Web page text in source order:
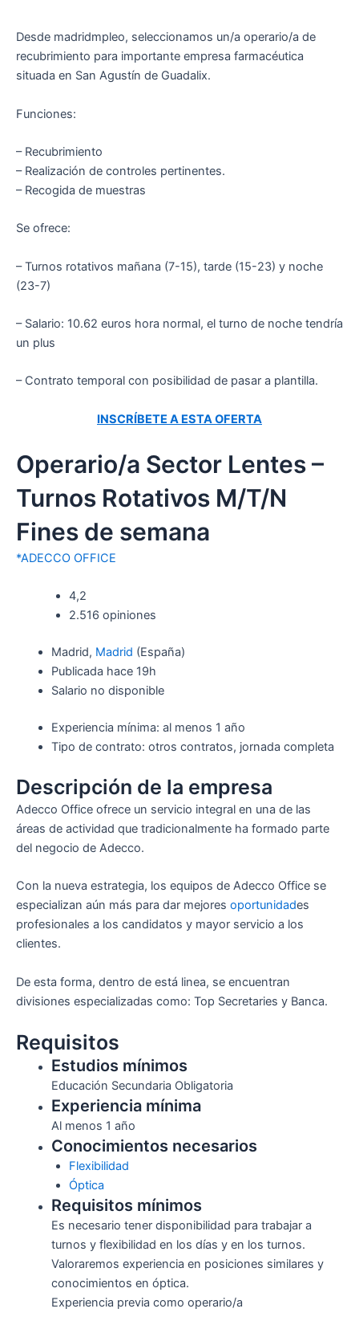
Desde madridmpleo, seleccionamos un/a operario/a de
recubrimiento para importante empresa farmacéutica
situada en San Agustín de Guadalix.
Funciones:
– Recubrimiento
– Realización de controles pertinentes.
– Recogida de muestras
Se ofrece:
– Turnos rotativos mañana (7-15), tarde (15-23) y noche
(23-7)
– Salario: 10.62 euros hora normal, el turno de noche tendría
un plus
– Contrato temporal con posibilidad de pasar a plantilla.
INSCRÍBETE A ESTA OFERTA
Operario/a Sector Lentes –
Turnos Rotativos M/T/N
Fines de semana
*ADECCO OFFICE
4,2
2.516 opiniones
Madrid, Madrid (España)
Publicada hace 19h
Salario no disponible
Experiencia mínima: al menos 1 año
Tipo de contrato: otros contratos, jornada completa
Descripción de la empresa
Adecco Office ofrece un servicio integral en una de las
áreas de actividad que tradicionalmente ha formado parte
del negocio de Adecco.
Con la nueva estrategia, los equipos de Adecco Office se
especializan aún más para dar mejores oportunidades
profesionales a los candidatos y mayor servicio a los
clientes.
De esta forma, dentro de está linea, se encuentran
divisiones especializadas como: Top Secretaries y Banca.
Requisitos
Estudios mínimos
Educación Secundaria Obligatoria
Experiencia mínima
Al menos 1 año
Conocimientos necesarios
Flexibilidad
Óptica
Requisitos mínimos
Es necesario tener disponibilidad para trabajar a
turnos y flexibilidad en los días y en los turnos.
Valoraremos experiencia en posiciones similares y
conocimientos en óptica.
Experiencia previa como operario/a